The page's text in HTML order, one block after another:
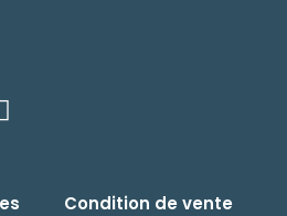
Condition de vente